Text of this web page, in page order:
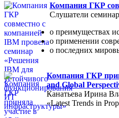
Компания ГКР
Слушатели
о преимуществах
о применении
о последних
Компания ГКР
and Global
Канатьева Ирина
«Latest Trends in